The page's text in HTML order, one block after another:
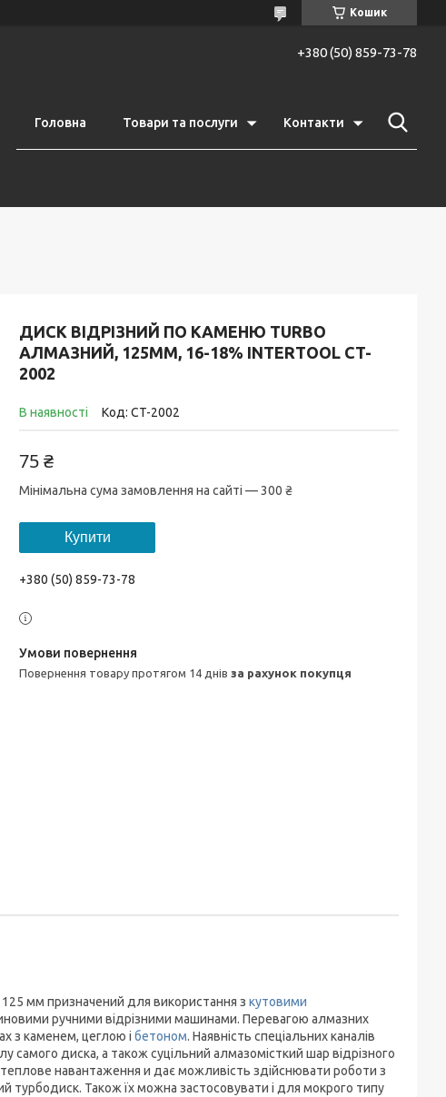
Кошик
+380 (50) 859-73-78
Головна Товари та послуги Контакти
ДИСК ВІДРІЗНИЙ ПО КАМЕНЮ TURBO
АЛМАЗНИЙ, 125ММ, 16-18% INTERTOOL CT-
2002
В наявності Код: CT-2002
75 ₴
Мінімальна сума замовлення на сайті — 300 ₴
Купити
+380 (50) 859-73-78
повернення товару протягом 14 днів за рахунок покупця
мм призначений для використання з кутовими
ручними відрізними машинами. Перевагою алмазних
з каменем, цеглою і бетоном. Наявність спеціальних каналів
самого диска, а також суцільний алмазомісткий шар відрізного
навантаження и дає можливість здійснювати роботи з
турбодиск. Також їх можна застосовувати і для мокрого типу